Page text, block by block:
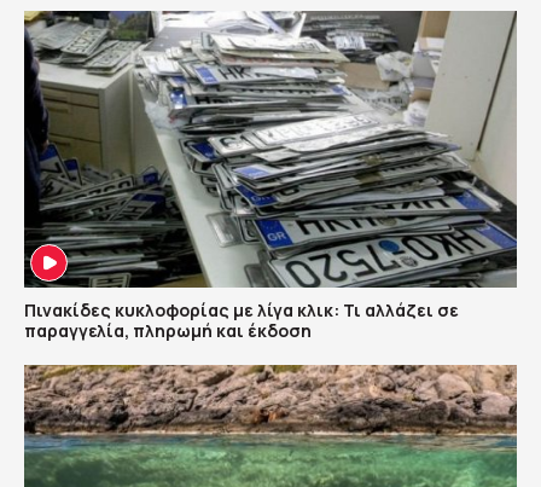
Πινακίδες κυκλοφορίας με λίγα κλικ: Τι αλλάζει σε
παραγγελία, πληρωμή και έκδοση